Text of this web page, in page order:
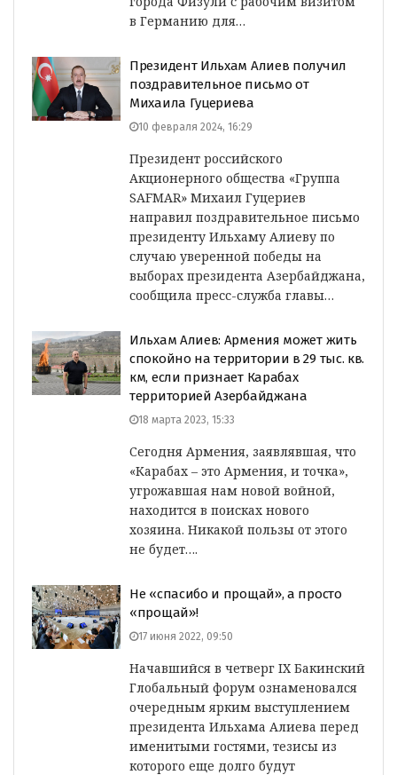
в Германию для…
Президент Ильхам Алиев получил
поздравительное письмо от
Михаила Гуцериева
10 февраля 2024, 16:29
Президент российского
Акционерного общества «Группа
SAFMAR» Михаил Гуцериев
направил поздравительное письмо
президенту Ильхаму Алиеву по
случаю уверенной победы на
выборах президента Азербайджана,
сообщила пресс-служба главы…
Ильхам Алиев: Армения может жить
спокойно на территории в 29 тыс. кв.
км, если признает Карабах
территорией Азербайджана
18 марта 2023, 15:33
Сегодня Армения, заявлявшая, что
«Карабах – это Армения, и точка»,
угрожавшая нам новой войной,
находится в поисках нового
хозяина. Никакой пользы от этого
не будет….
Не «спасибо и прощай», а просто
«прощай»!
17 июня 2022, 09:50
Начавшийся в четверг IX Бакинский
Глобальный форум ознаменовался
очередным ярким выступлением
президента Ильхама Алиева перед
именитыми гостями, тезисы из
которого еще долго будут